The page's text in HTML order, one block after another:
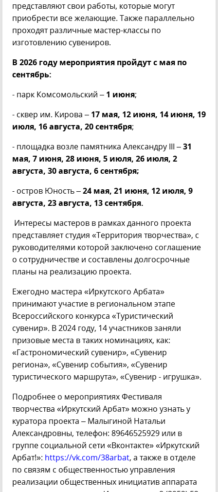
представляют свои работы, которые могут
приобрести все желающие. Также параллельно
проходят различные мастер-классы по
изготовлению сувениров.
В 2026 году мероприятия пройдут с мая по
сентябрь:
- парк Комсомольский – 1 июня;
- сквер им. Кирова – 17 мая, 12 июня, 14 июня, 19
июля, 16 августа, 20 сентября;
- площадка возле памятника Александру III –31
мая, 7 июня, 28 июня, 5 июля, 26 июля, 2
августа, 30 августа, 6 сентября;
- остров Юность –24 мая, 21 июня, 12 июля, 9
августа, 23 августа, 13 сентября.
Интересы мастеров в рамках данного проекта
представляет студия «Территория творчества», с
руководителями которой заключено соглашение
о сотрудничестве и составлены долгосрочные
планы на реализацию проекта.
Ежегодно мастера «Иркутского Арбата»
принимают участие в региональном этапе
Всероссийского конкурса «Туристический
сувенир». В 2024 году, 14 участников заняли
призовые места в таких номинациях, как:
«Гастрономический сувенир», «Сувенир
региона», «Сувенир события», «Сувенир
туристического маршрута», «Сувенир - игрушка».
Подробнее о мероприятиях Фестиваля
творчества «Иркутский Арбат» можно узнать у
куратора проекта – Малыгиной Натальи
Александровны, телефон: 89646525929 или в
группе социальной сети «Вконтакте» «Иркутский
Арбат!»: https://vk.com/38arbat, а также в отделе
по связям с общественностью управления
реализации общественных инициатив аппарата